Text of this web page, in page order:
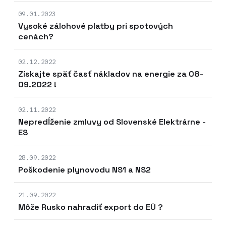
09.01.2023
Vysoké zálohové platby pri spotových
cenách?
02.12.2022
Získajte späť časť nákladov na energie za 08-
09.2022 !
02.11.2022
Nepredĺženie zmluvy od Slovenské Elektrárne -
ES
28.09.2022
Poškodenie plynovodu NS1 a NS2
21.09.2022
Môže Rusko nahradiť export do EÚ ?